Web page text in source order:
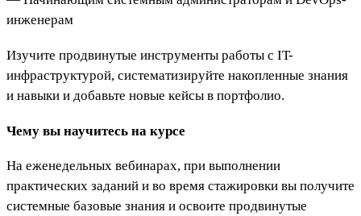
инженерам
Изучите продвинутые инструменты работы с IT-
инфраструктурой, систематизируйте накопленные знания
и навыки и добавьте новые кейсы в портфолио.
Чему вы научитесь на курсе
На еженедельных вебинарах, при выполнении
практических заданий и во время стажировки вы получите
системные базовые знания и освоите продвинутые